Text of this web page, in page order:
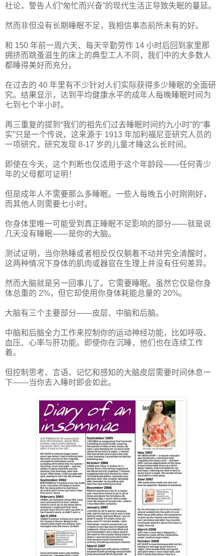
社论，警告人们“匆忙而兴奋”的现代生活正导致失眠的蔓延。
然而非但没有长期睡眠不足，我相信事态前所未有的好。
和 150 年前一周六天、每天辛勤劳作 14 小时后回到家里那
拥挤而跳蚤滋生的床上的典型工人不同，我们中的大多数人
都睡得美好而充分。
在过去的 40 年里有不少针对人们实际获得多少睡眠的全面研
究。结果显示，达到平均健康水平的成年人每晚睡眠时间为
七到七个半小时。
再三重复的提到“我们的祖先们过去睡眠时间约九小时”的“事
实”只是一个传说，这来源于 1913 年加利福尼亚研究人员的
一项研究，研究发现 8-17 岁的儿童才睡这么长时间。
即使在今天，这个判断也仅适用于这个年龄段——任何青少
年的父母都可证明！
但是成年人不需要那么多睡眠。一些人每晚五小时刚刚好，
而其他人则需要七小时。
你身体里唯一可能受到真正睡眠不足影响的部分——就是说
几天没有睡眠——是你的大脑。
测试证明，当你熟睡或者相反仅仅躺着不动并完全清醒时，
这两种情况下身体的肌肉或器官在生理上并没有任何差异。
然而大脑就是另一回事儿了。它需要睡眠。虽然它仅是你身
体总重的 2%，但它却使用你身体耗能总量的 20%。
大脑有三个主要部分——皮层、中脑和后脑。
中脑和后脑全力工作来控制你的运动神经功能，比如呼吸、
血压、心率与肝功能。即使你在沉睡，他们也在连续工作
着。
但控制思考、言语、记忆和感知的大脑皮层需要时间休息一
下——当你去入睡时即会如此。